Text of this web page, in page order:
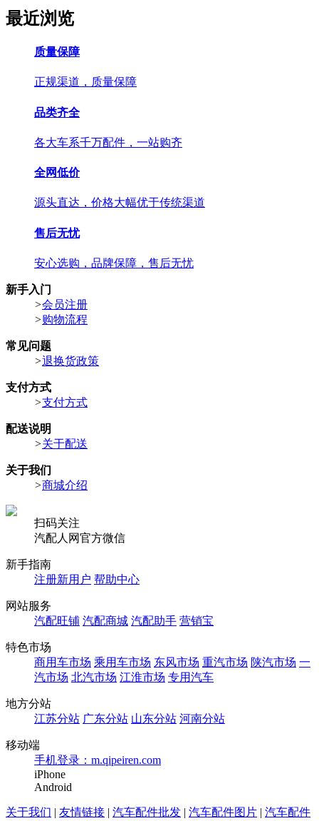
最近浏览
质量保障
正规渠道，质量保障
品类齐全
各大车系千万配件，一站购齐
全网低价
源头直达，价格大幅优于传统渠道
售后无忧
安心选购，品牌保障，售后无忧
新手入门
>会员注册
>购物流程
常见问题
>退换货政策
支付方式
>支付方式
配送说明
>关于配送
关于我们
>商城介绍
扫码关注
汽配人网官方微信
新手指南
注册新用户 帮助中心
网站服务
汽配旺铺 汽配商城 汽配助手 营销宝
特色市场
商用车市场 乘用车市场 东风市场 重汽市场 陕汽市场 一
汽市场 北汽市场 江淮市场 专用汽车
地方分站
江苏分站 广东分站 山东分站 河南分站
移动端
手机登录：m.qipeiren.com
iPhone
Android
关于我们 | 友情链接 | 汽车配件批发 | 汽车配件图片 | 汽车配件